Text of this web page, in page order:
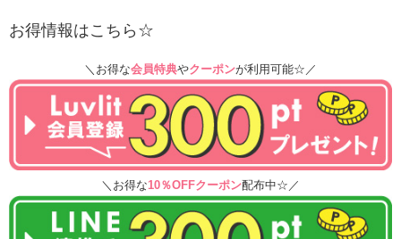
お得情報はこちら☆
＼お得な会員特典やクーポンが利用可能☆／
＼お得な10％OFFクーポン配布中☆／